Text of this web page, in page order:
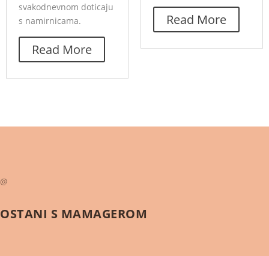
svakodnevnom doticaju
s namirnicama.
Read More
Read More
@
OSTANI S MAMAGEROM